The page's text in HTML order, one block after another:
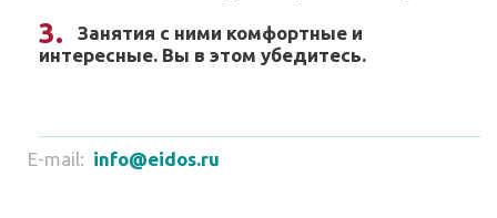
Занятия с ними комфортные и
интересные. Вы в этом убедитесь.
E-mail: info@eidos.ru